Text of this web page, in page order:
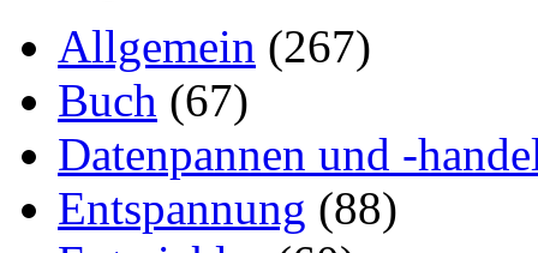
Allgemein (267)
Buch (67)
Datenpannen und -
Entspannung (88)